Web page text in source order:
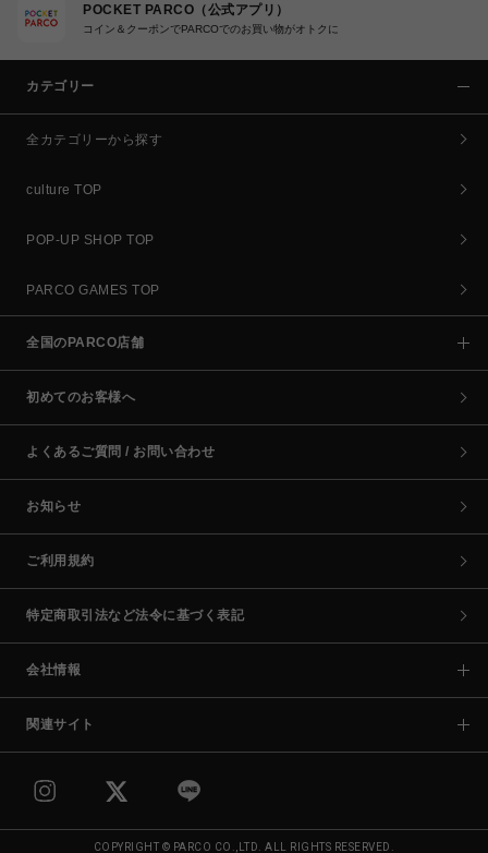
POCKET PARCO（公式アプリ）
コイン＆クーポンでPARCOでのお買い物がオトクに
カテゴリー
全カテゴリーから探す
culture TOP
POP-UP SHOP TOP
PARCO GAMES TOP
全国のPARCO店舗
初めてのお客様へ
よくあるご質問 / お問い合わせ
お知らせ
ご利用規約
特定商取引法など法令に基づく表記
会社情報
関連サイト
COPYRIGHT © PARCO CO.,LTD. ALL RIGHTS RESERVED.